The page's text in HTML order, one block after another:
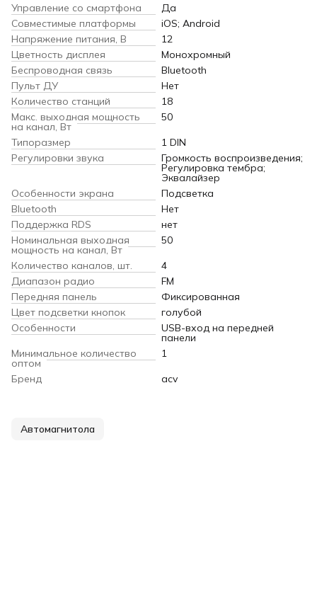
Управление со смартфона
Да
Совместимые платформы
iOS; Android
Напряжение питания, В
12
Цветность дисплея
Монохромный
Беспроводная связь
Bluetooth
Пульт ДУ
Нет
Количество станций
18
Макс. выходная мощность
на канал, Вт
50
Типоразмер
1 DIN
Регулировки звука
Громкость воспроизведения;
Регулировка тембра;
Эквалайзер
Особенности экрана
Подсветка
Bluetooth
Нет
Поддержка RDS
нет
Номинальная выходная
мощность на канал, Вт
50
Количество каналов, шт.
4
Диапазон радио
FM
Передняя панель
Фиксированная
Цвет подсветки кнопок
голубой
Особенности
USB-вход на передней
панели
Минимальное количество
оптом
1
Бренд
acv
Автомагнитола